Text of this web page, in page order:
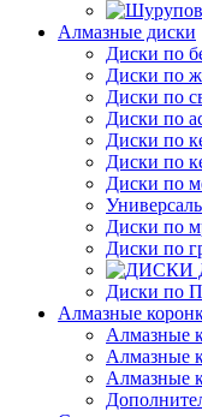
Алмазные диски
Диски по
Диски по
Диски по
Диски по
Диски по
Диски по
Диски по
Диски по
Диски по
Диски по
Алмазные
Алмазные
Алмазные
Алмазные